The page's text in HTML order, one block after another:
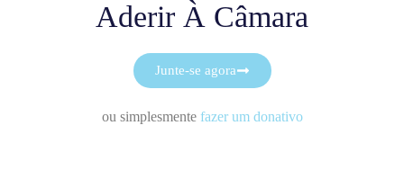
Aderir À Câmara
Junte-se agora
ou simplesmente fazer um donativo